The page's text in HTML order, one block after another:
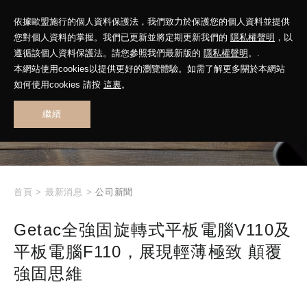
依據歐盟施行的個人資料保護法，我們致力於保護您的個人資料並提供
您對個人資料的掌握。我們已更新並將定期更新我們的 隱私權聲明 ，以
遵循該個人資料保護法。請您參照我們最新版的 隱私權聲明 。.
本網站使用cookies以提供更好的瀏覽體驗。如需了解更多關於本網站
如何使用cookies 請按 這裏。
繼續
WHAT'S NEW
首頁 > 最新消息 > 公司新聞
Getac全強固旋轉式平板電腦V110及
平板電腦F110，展現輕薄極致 顛覆
強固思維